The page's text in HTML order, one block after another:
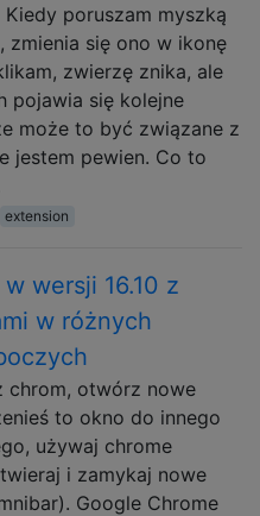
poruszam myszką
zmienia się ono w ikonę
zwierzę znika, ale
pojawia się kolejne
może to być związane z
jestem pewien. Co to
extension
wersji 16.10 z
w różnych
chrom, otwórz nowe
to okno do innego
używaj chrome
i zamykaj nowe
Google Chrome